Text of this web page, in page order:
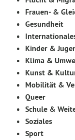
Frauen- &
Gesundheit
Kinder &
Klima &
Kunst &
Mobilität &
Queer
Schule &
Soziales
Sport